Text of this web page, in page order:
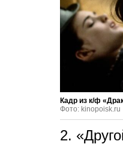
Кадр из к/ф
Фото: kinopoisk.ru
2.